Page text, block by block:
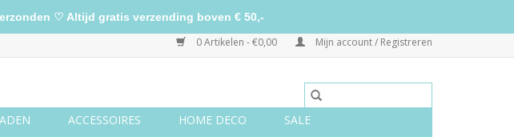
0 Artikelen - €0,00 Mijn account / Registreren
ACCESSOIRES HOME DECO
SALE
♡ Altijd gratis verzending boven € 50,-